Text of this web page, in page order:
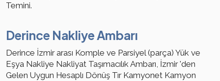
Temini.
Derince Nakliye Ambarı
Derince İzmir arası Komple ve Parsiyel (parça) Yük ve
Eşya Nakliye Nakliyat Taşımacılık Ambarı, İzmir 'den
Gelen Uygun Hesaplı Dönüş Tır Kamyonet Kamyon